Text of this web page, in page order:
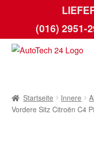
(016) 2951-
Zur
Zum
AGB
Startseite Innere
Vordere Sitz Citroën C4